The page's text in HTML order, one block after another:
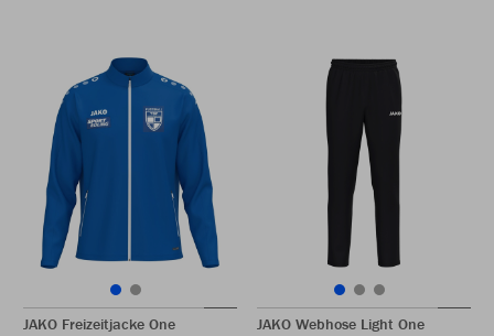
JAKO Freizeitjacke One
JAKO Webhose Light One